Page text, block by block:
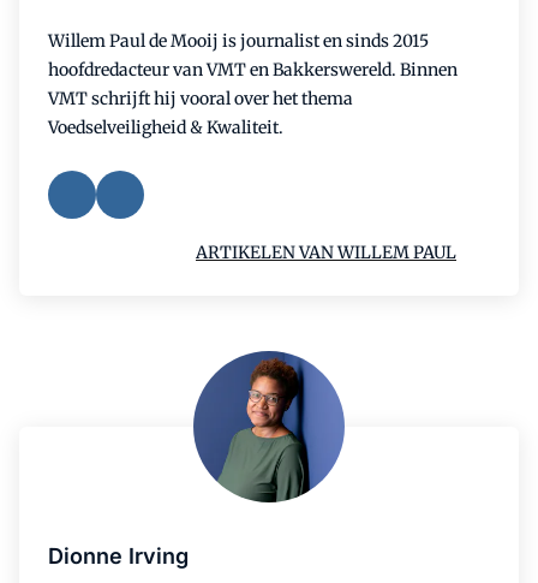
Willem Paul de Mooij is journalist en sinds 2015
hoofdredacteur van VMT en Bakkerswereld. Binnen
VMT schrijft hij vooral over het thema
Voedselveiligheid & Kwaliteit.
ARTIKELEN VAN WILLEM PAUL
Dionne Irving